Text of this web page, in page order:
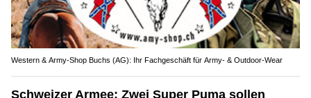
Western & Army-Shop Buchs (AG): Ihr Fachgeschäft für Army- & Outdoor-Wear
Schweizer Armee: Zwei Super Puma sollen